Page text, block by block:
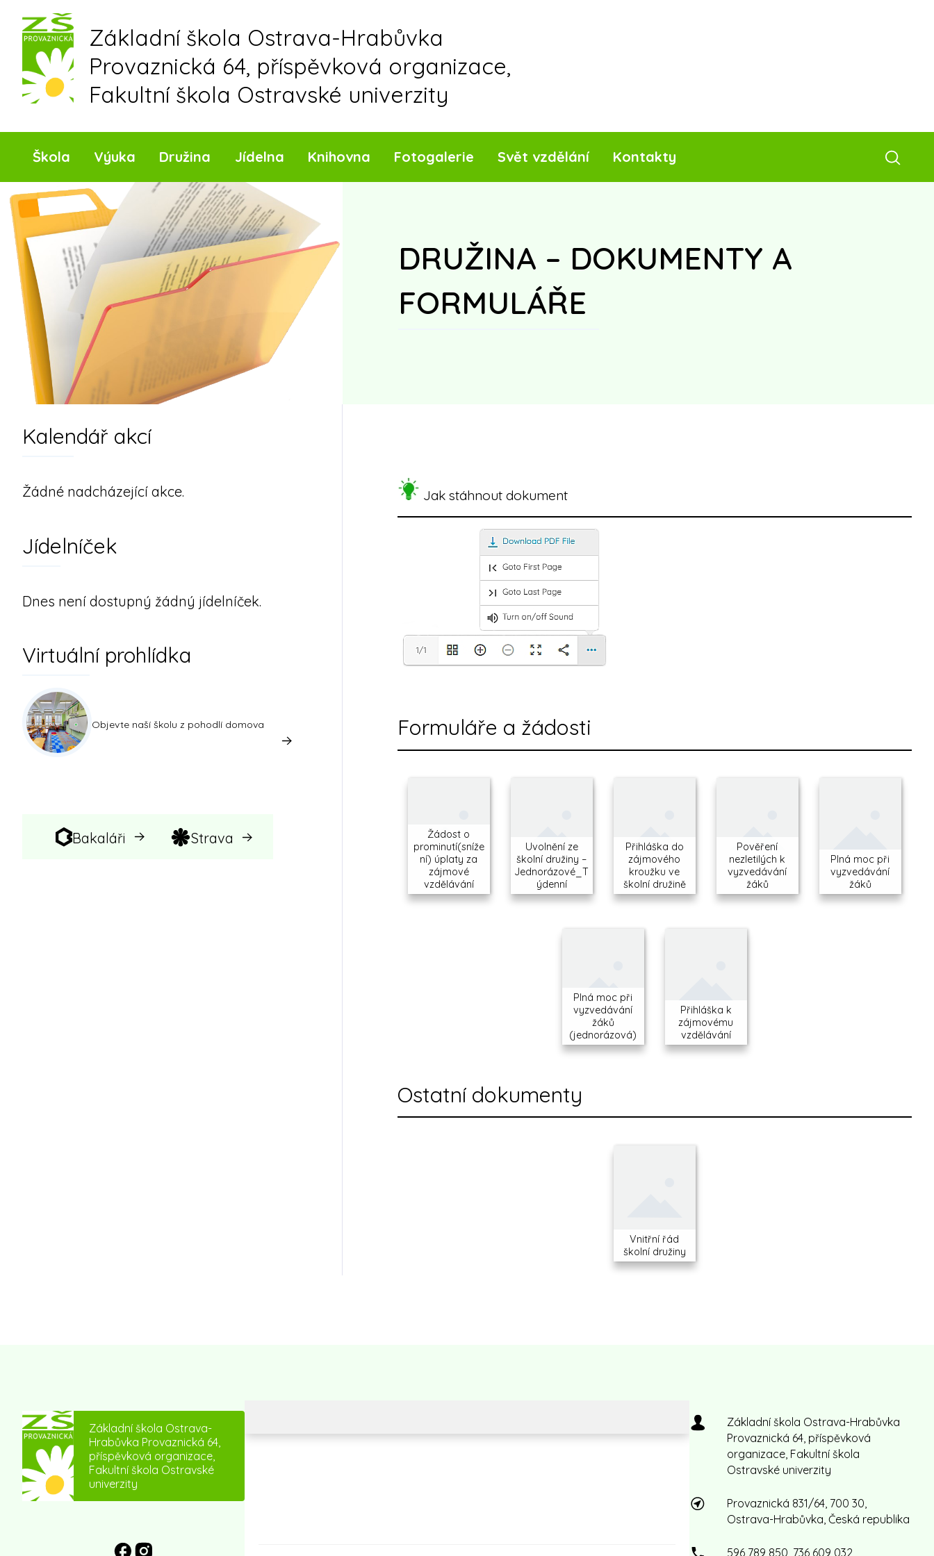
content
Základní škola Ostrava-Hrabůvka
Provaznická 64, příspěvková organizace,
Fakultní škola Ostravské univerzity
Škola Výuka Družina Jídelna Knihovna Fotogalerie Svět vzdělání Kontakty
DRUŽINA – DOKUMENTY A
FORMULÁŘE
Jak stáhnout dokument
Formuláře a žádosti
Žádost o
prominutí(sníže
ní) úplaty za
zájmové
vzdělávání
Uvolnění ze
školní družiny –
Jednorázové_T
ýdenní
Přihláška do
zájmového
kroužku ve
školní družině
Pověření
nezletilých k
vyzvedávání
žáků
Plná moc při
vyzvedávání
žáků
Plná moc při
vyzvedávání
žáků
(jednorázová)
Přihláška k
zájmovému
vzdělávání
Ostatní dokumenty
Vnitřní řád
školní družiny
Kalendář akcí
Žádné nadcházející akce.
Jídelníček
Dnes není dostupný žádný jídelníček.
Virtuální prohlídka
Objevte naší školu z pohodlí domova
Bakaláři Strava
Základní škola Ostrava-
Hrabůvka Provaznická 64,
příspěvková organizace,
Fakultní škola Ostravské
univerzity
Základní škola Ostrava-Hrabůvka
Provaznická 64, příspěvková
organizace, Fakultní škola
Ostravské univerzity
Provaznická 831/64, 700 30,
Ostrava-Hrabůvka, Česká republika
596 789 850, 736 609 032